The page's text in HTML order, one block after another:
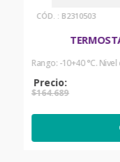
: B2310503
Rango: -10+40 °C.
$164.689